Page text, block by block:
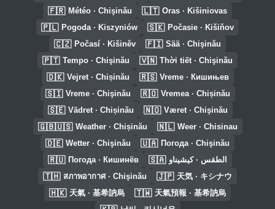
🇫🇷 Météo · Chişinău 🇱🇹 Oras · Kišiniovas
🇵🇱 Pogoda · Kiszyniów 🇸🇰 Počasie · Kišiňov
🇨🇿 Počasí · Kišiněv 🇫🇮 Sää · Chişinău
🇵🇹 Tempo · Chişinău 🇻🇳 Thời tiết · Chişinău
🇩🇰 Vejret · Chișinău 🇷🇸 Vreme · Кишињев
🇸🇮 Vreme · Chişinău 🇷🇴 Vremea · Chișinău
🇸🇪 Vädret · Chișinău 🇳🇴 Været · Chişinău
🇬🇧🇺🇸 Weather · Chișinău 🇳🇱 Weer · Chisinau
🇩🇪 Wetter · Chişinău 🇺🇦 Погода · Chişinău
🇷🇺 Погода · Кишинёв 🇸🇦 الطقس · كيشيناو
🇹🇭 สภาพอากาศ · Chişinău 🇯🇵 天気 · キシナウ
🇭🇰 天氣 · 基希訥烏 🇹🇼 天氣預報 · 基希訥烏